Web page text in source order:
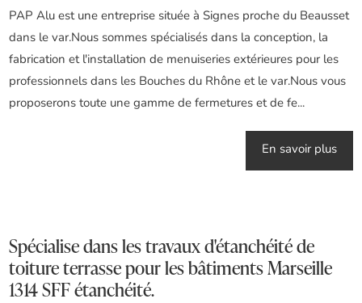
PAP Alu est une entreprise située à Signes proche du Beausset
dans le var.Nous sommes spécialisés dans la conception, la
fabrication et l'installation de menuiseries extérieures pour les
professionnels dans les Bouches du Rhône et le var.Nous vous
proposerons toute une gamme de fermetures et de fe...
En savoir plus
Spécialise dans les travaux d'étanchéité de
toiture terrasse pour les bâtiments Marseille
1314 SFF étanchéité.